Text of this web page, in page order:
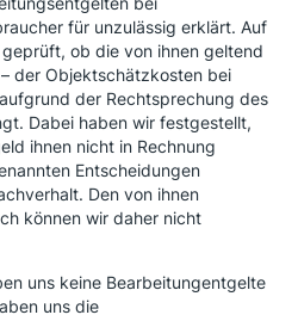
für unzulässig erklärt. Auf
ob die von ihnen geltend
der Objektschätzkosten bei
der Rechtsprechung des
Dabei haben wir festgestellt,
ihnen nicht in Rechnung
Entscheidungen
Den von ihnen
können wir daher nicht
uns keine Bearbeitungentgelte
uns die